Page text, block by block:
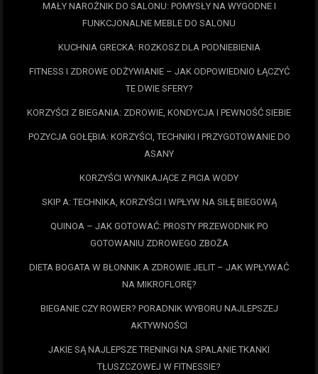
MAŁY NAROŻNIK DO SALONU: POMYSŁY NA WYGODNE I
FUNKCJONALNE MEBLE DO SALONU
KUCHNIA GRECKA: ROZKOSZ DLA PODNIEBIENIA
FITNESS I ZDROWE ODŻYWIANIE – JAK ODPOWIEDNIO ŁĄCZYĆ
TE DWIE SFERY?
KORZYŚCI Z BIEGANIA: ZDROWIE, KONDYCJA I PEWNOŚĆ SIEBIE
POZYCJA GOŁĘBIA: KORZYŚCI, TECHNIKI I PRZYGOTOWANIE DO
ASANY
KORZYŚCI WYNIKAJĄCE Z PICIA WODY
SKIP A: TECHNIKA, KORZYŚCI I WPŁYW NA SIŁĘ BIEGOWĄ
QUINOA – JAK GOTOWAĆ: PROSTY PRZEWODNIK PO
GOTOWANIU ZDROWEGO ZBOŻA
DIETA BOGATA W BŁONNIK A ZDROWIE JELIT – JAK WPŁYWAĆ
NA MIKROFLORĘ?
BIEGANIE CZY ROWER? PORADNIK WYBORU NAJLEPSZEJ
AKTYWNOŚCI
JAKIE SĄ NAJLEPSZE TRENINGI NA SPALANIE TKANKI
TŁUSZCZOWEJ W FITNESSIE?